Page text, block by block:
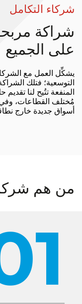
التكامل
مربحة
الجميع
العمل مع الشركاء
فتلك الشراكة
تتُيح لنا تقديم
القطاعات، وفي
جديدة خارج نطاقها
هم